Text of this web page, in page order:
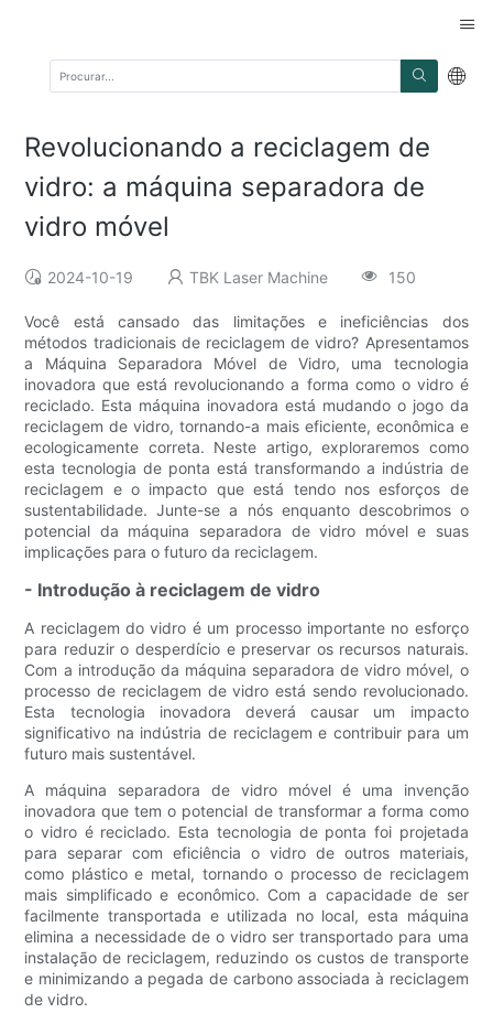
Revolucionando a reciclagem de
vidro: a máquina separadora de
vidro móvel
2024-10-19 TBK Laser Machine 150
Você está cansado das limitações e ineficiências dos
métodos tradicionais de reciclagem de vidro? Apresentamos
a Máquina Separadora Móvel de Vidro, uma tecnologia
inovadora que está revolucionando a forma como o vidro é
reciclado. Esta máquina inovadora está mudando o jogo da
reciclagem de vidro, tornando-a mais eficiente, econômica e
ecologicamente correta. Neste artigo, exploraremos como
esta tecnologia de ponta está transformando a indústria de
reciclagem e o impacto que está tendo nos esforços de
sustentabilidade. Junte-se a nós enquanto descobrimos o
potencial da máquina separadora de vidro móvel e suas
implicações para o futuro da reciclagem.
- Introdução à reciclagem de vidro
A reciclagem do vidro é um processo importante no esforço
para reduzir o desperdício e preservar os recursos naturais.
Com a introdução da máquina separadora de vidro móvel, o
processo de reciclagem de vidro está sendo revolucionado.
Esta tecnologia inovadora deverá causar um impacto
significativo na indústria de reciclagem e contribuir para um
futuro mais sustentável.
A máquina separadora de vidro móvel é uma invenção
inovadora que tem o potencial de transformar a forma como
o vidro é reciclado. Esta tecnologia de ponta foi projetada
para separar com eficiência o vidro de outros materiais,
como plástico e metal, tornando o processo de reciclagem
mais simplificado e econômico. Com a capacidade de ser
facilmente transportada e utilizada no local, esta máquina
elimina a necessidade de o vidro ser transportado para uma
instalação de reciclagem, reduzindo os custos de transporte
e minimizando a pegada de carbono associada à reciclagem
de vidro.